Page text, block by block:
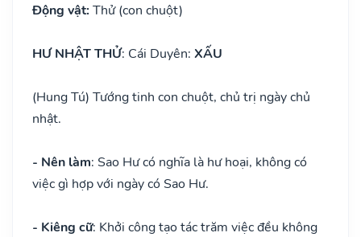
Động vật: Thử (con chuột)
HƯ NHẬT THỬ: Cái Duyên: XẤU
(Hung Tú) Tướng tinh con chuột, chủ trị ngày chủ
nhật.
- Nên làm: Sao Hư có nghĩa là hư hoại, không có
việc gì hợp với ngày có Sao Hư.
- Kiêng cữ: Khởi công tạo tác trăm việc đều không